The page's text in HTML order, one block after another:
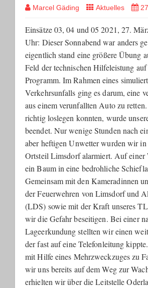
Marcel Gäding Aktuelles
Einsätze 03, 04 und 05 2021, 27.
Uhr: Dieser Sonnabend war anders
eigentlich stand eine größere Übung
Feld der technischen Hilfeleistung auf
Programm. Im Rahmen eines
Verkehrsunfalls ging es darum, eine
aus einem verunfallten Auto zu
richtig loslegen konnten, wurde
beendet. Nur wenige Stunden nach
aber heftigen Unwetter wurden wir
Ortsteil Limsdorf alarmiert. Auf einer
ein Baum in eine bedrohliche
Gemeinsam mit den Kameradinnen
der Feuerwehren von Limsdorf und
(LDS) sowie mit der Kraft unseres
wir die Gefahr beseitigen. Bei einer
Lageerkundung stellten wir einen
der fast auf eine Telefonleitung
mit Hilfe eines Mehrzweckzuges zu
wir uns bereits auf dem Weg zur
erhielten wir über die Leitstelle